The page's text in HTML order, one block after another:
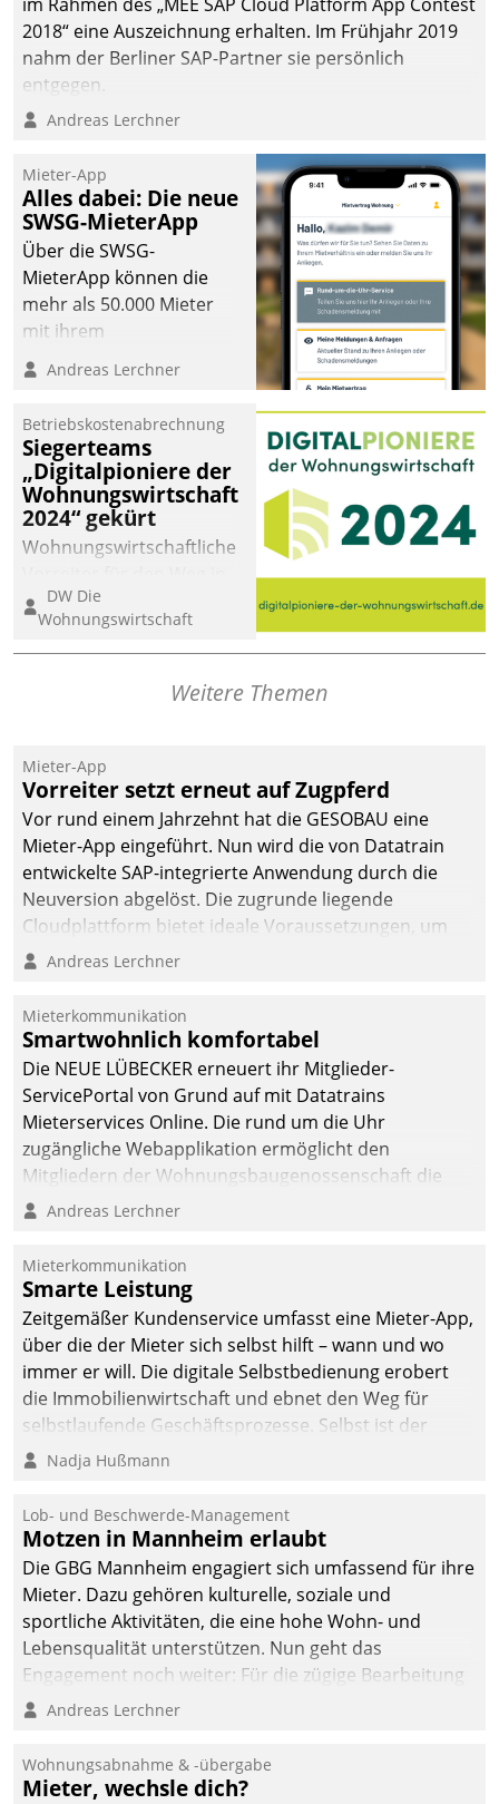
2018“ eine Auszeichnung erhalten. Im Frühjahr 2019
nahm der Berliner SAP-Partner sie persönlich
entgegen.
Andreas Lerchner
Mieter-App
Alles dabei: Die neue
SWSG-MieterApp
Über die SWSG-
MieterApp können die
mehr als 50.000 Mieter
mit ihrem
Wohnungsunternehmen
kommunizieren, auf dem
einsehen und ändern
oder
Schadensmeldungen
abgeben – rund um die
Uhr.
Andreas Lerchner
Betriebskostenabrechnung
Siegerteams
„Digitalpioniere der
Wohnungswirtschaft
2024“ gekürt
Wohnungswirtschaftliche
eine digitale Zukunft zu
finden, ist das Ziel des
Awards „Digitalpioniere
Wohnungswirtschaft“.
dafür ein Team
bestehend aus
Wohnungsunternehmen
und PropTech.
DW Die
Wohnungswirtschaft
Weitere Themen
Mieter-App
Vorreiter setzt erneut auf Zugpferd
Vor rund einem Jahrzehnt hat die GESOBAU eine
Mieter-App eingeführt. Nun wird die von Datatrain
entwickelte SAP-integrierte Anwendung durch die
Neuversion abgelöst. Die zugrunde liegende
Cloudplattform bietet ideale Voraussetzungen, um
die Funktionalität der App zu erweitern und weitere
integrieren.
Andreas Lerchner
Mieterkommunikation
Smartwohnlich komfortabel
Die NEUE LÜBECKER erneuert ihr Mitglieder-
ServicePortal von Grund auf mit Datatrains
Mieterservices Online. Die rund um die Uhr
zugängliche Webapplikation ermöglicht den
Mitgliedern der Wohnungs­bau­genossenschaft die
Kontaktaufnahme per Smartphone, Tablet oder PC.
Andreas Lerchner
Mieterkommunikation
Smarte Leistung
Zeitgemäßer Kundenservice umfasst eine Mieter-App,
über die der Mieter sich selbst hilft – wann und wo
immer er will. Die digitale Selbstbedienung erobert
die Immobilienwirtschaft und ebnet den Weg für
selbstlaufende Geschäftsprozesse. Selbst ist der
Kunde und smart der Serviceanbieter.
Nadja Hußmann
Lob- und Beschwerde-Management
Motzen in Mannheim erlaubt
Die GBG Mannheim engagiert sich umfassend für ihre
Mieter. Dazu gehören kulturelle, soziale und
sportliche Aktivitäten, die eine hohe Wohn- und
Lebensqualität unterstützen. Nun geht das
Engagement noch weiter: Für die zügige Bearbeitung
von Beschwerden – oder Lob – richtet das
und Beschwerde-Management einen eigenen Kanal
ein.
Andreas Lerchner
Wohnungsabnahme & -übergabe
Mieter, wechsle dich?